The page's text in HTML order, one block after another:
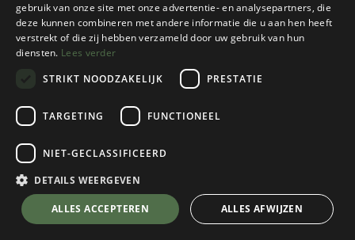
Suunto
A-30 CM/L/NH Kompas
Transparant
€39,95
💬 Stel je vraag over dit product via WhatsApp
gebruik van onze site met onze advertentie- en analysepartners, die
deze kunnen combineren met andere informatie die u aan hen heeft
verstrekt of die zij hebben verzameld door uw gebruik van hun
diensten. Lees verder
STRIKT NOODZAKELIJK
PRESTATIE
TARGETING FUNCTIONEEL
NIET-GECLASSIFICEERD
DETAILS WEERGEVEN
ALLES ACCEPTEREN ALLES AFWIJZEN